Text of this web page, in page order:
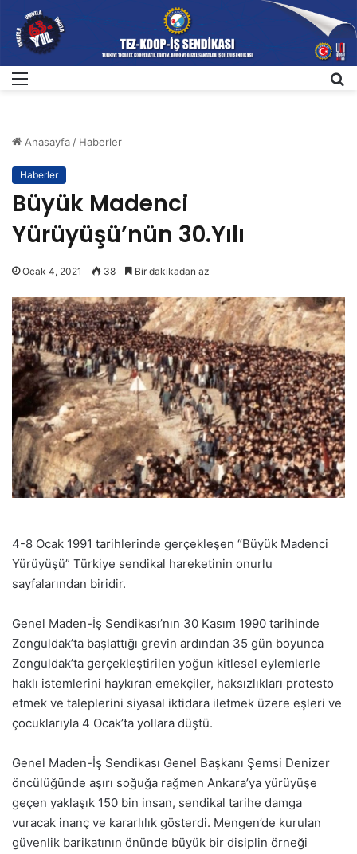
Anasayfa/ Haberler
Haberler
Büyük Madenci
Yürüyüşü’nün 30.Yılı
Ocak 4, 2021 38 Bir dakikadan az
4-8 Ocak 1991 tarihlerinde gerçekleşen “Büyük Madenci
Yürüyüşü” Türkiye sendikal hareketinin onurlu
sayfalarından biridir.
Genel Maden-İş Sendikası’nın 30 Kasım 1990 tarihinde
Zonguldak’ta başlattığı grevin ardından 35 gün boyunca
Zonguldak’ta gerçekleştirilen yoğun kitlesel eylemlerle
haklı istemlerini haykıran emekçiler, haksızlıkları protesto
etmek ve taleplerini siyasal iktidara iletmek üzere eşleri ve
çocuklarıyla 4 Ocak’ta yollara düştü.
Genel Maden-İş Sendikası Genel Başkanı Şemsi Denizer
öncülüğünde aşırı soğuğa rağmen Ankara’ya yürüyüşe
geçen yaklaşık 150 bin insan, sendikal tarihe damga
vuracak inanç ve kararlılık gösterdi. Mengen’de kurulan
güvenlik barikatının önünde büyük bir disiplin örneği